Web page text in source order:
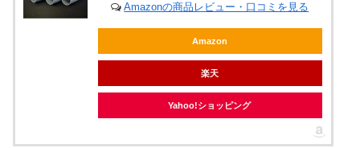
Amazonの商品レビュー・口コミを見る
Amazon
楽天
Yahoo!ショッピング